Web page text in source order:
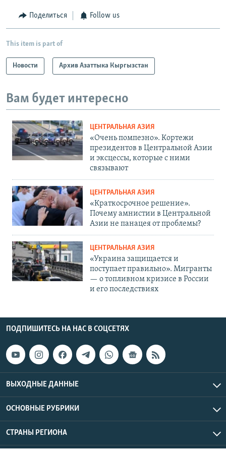
Поделиться Follow us
This item is part of
Новости Архив Азаттыка Кыргызстан
Вам будет интересно
ЦЕНТРАЛЬНАЯ АЗИЯ
«Очень помпезно». Кортежи
президентов в Центральной Азии
и эксцессы, которые с ними
связывают
ЦЕНТРАЛЬНАЯ АЗИЯ
«Краткосрочное решение».
Почему амнистии в Центральной
Азии не панацея от проблемы?
ЦЕНТРАЛЬНАЯ АЗИЯ
«Украина защищается и
поступает правильно». Мигранты
— о топливном кризисе в России
и его последствиях
ПОДПИШИТЕСЬ НА НАС В СОЦСЕТЯХ
ВЫХОДНЫЕ ДАННЫЕ
ОСНОВНЫЕ РУБРИКИ
СТРАНЫ РЕГИОНА